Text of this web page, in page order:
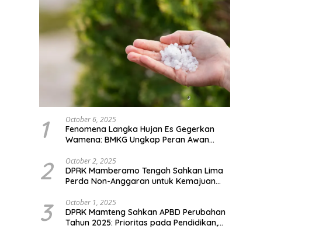
1 October 6, 2025
Fenomena Langka Hujan Es Gegerkan
Wamena: BMKG Ungkap Peran Awan
Ekstrem Peralihan Musim
2 October 2, 2025
DPRK Mamberamo Tengah Sahkan Lima
Perda Non-Anggaran untuk Kemajuan
3 October 1, 2025
DPRK Mamteng Sahkan APBD Perubahan
Tahun 2025: Prioritas pada Pendidikan,